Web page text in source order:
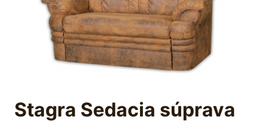
Stagra Sedacia súprava